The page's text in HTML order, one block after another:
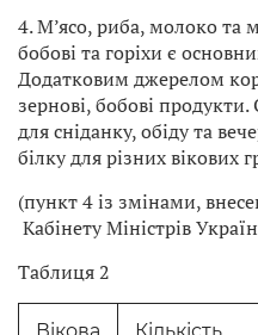
4. М’ясо, риба, молоко та
бобові та горіхи є
Додатковим джерелом
зернові, бобові продукти.
для сніданку, обіду та
білку для різних вікових
(пункт 4 із змінами,
Кабінету Міністрів
Таблиця 2
Вікова Кількість